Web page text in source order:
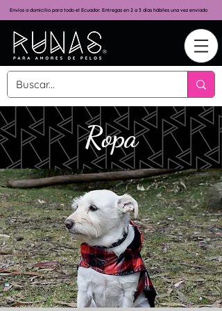
Envíos a domicilio para todo el Ecuador. Entregas en 2 a 3 días hábiles una vez enviado
Ropa